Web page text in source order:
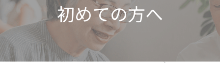
初めての方へ